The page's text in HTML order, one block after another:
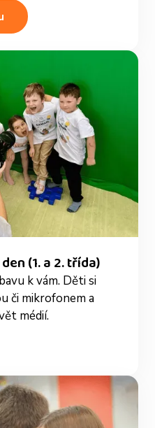
(1. a 2. třída)
k vám. Děti si
či mikrofonem a
médií.